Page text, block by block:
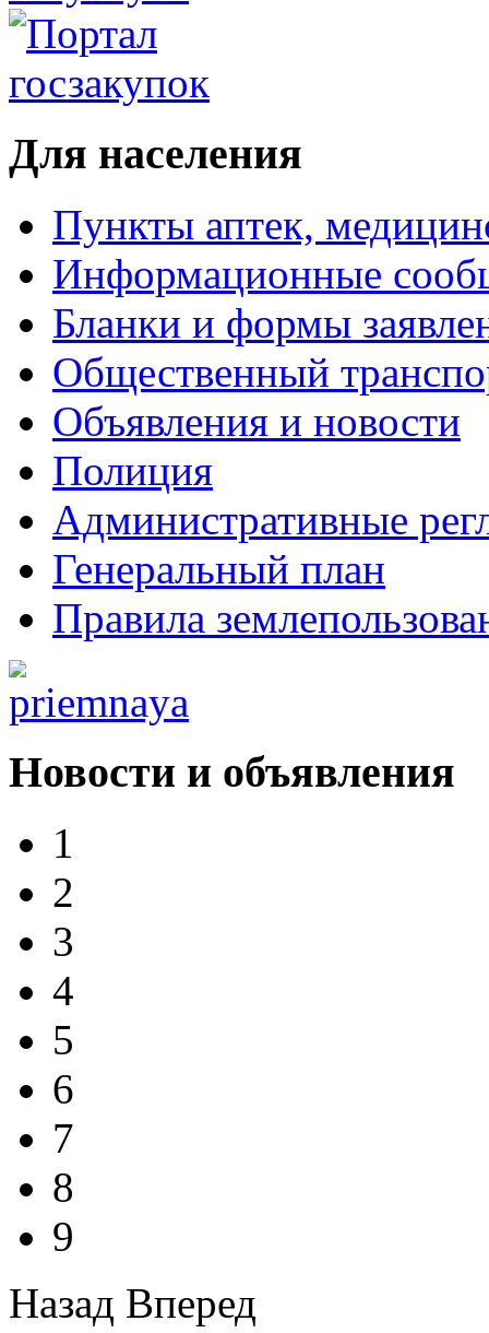
Для населения
Пункты аптек,
Информационные
Бланки и формы
Общественный
Объявления и новости
Полиция
Административные
Генеральный план
Правила
Новости и объявления
1
2
3
4
5
6
7
8
9
Назад Вперед